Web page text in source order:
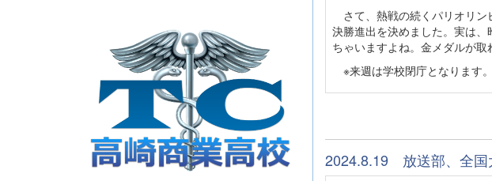
さて、熱戦の続くパリオリン
決勝進出を決めました。実は
ちゃいますよね。金メダルが取
※来週は学校閉庁となります
2024.8.19 放送部、全国